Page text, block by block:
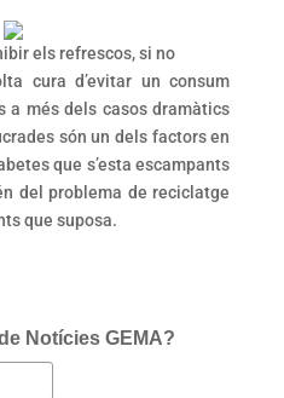
els refrescos, si no
cura d’evitar un consum
a més dels casos dramàtics
són un dels factors en
que s’esta escampants
del problema de reciclatge
que suposa.
Notícies GEMA?